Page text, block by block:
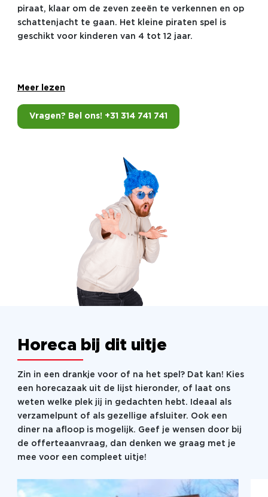
piraat, klaar om de zeven zeeën te verkennen en op
schattenjacht te gaan. Het kleine piraten spel is
geschikt voor kinderen van 4 tot 12 jaar.
Meer lezen
Vragen? Bel ons! +31 314 741 741
Horeca bij dit uitje
Zin in een drankje voor of na het spel? Dat kan! Kies
een horecazaak uit de lijst hieronder, of laat ons
weten welke plek jij in gedachten hebt. Ideaal als
verzamelpunt of als gezellige afsluiter. Ook een
diner na afloop is mogelijk. Geef je wensen door bij
de offerteaanvraag, dan denken we graag met je
mee voor een compleet uitje!